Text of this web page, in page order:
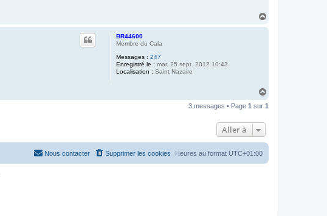
BR44600
Membre du Cala
Messages : 247
Enregistré le : mar. 25 sept. 2012 10:43
Localisation : Saint Nazaire
u
3 messages • Page 1 sur 1
Aller à
Heures au format UTC+01:00
Supprimer les cookies
Nous contacter